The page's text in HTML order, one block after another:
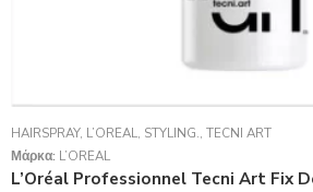
HAIRSPRAY, L’ORÉAL, STYLING., TECNI ART
Μάρκα: L’ORÉAL